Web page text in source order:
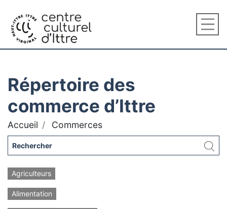
Répertoire des
commerce d’Ittre
Accueil Commerces
Agriculteurs
Alimentation